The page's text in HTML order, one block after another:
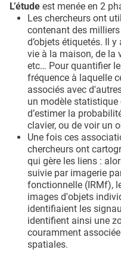
L’étude est menée en 2
Les chercheurs ont
contenant des
d’objets étiquetés. Il
vie à la maison, de la
etc… Pour quantifier
fréquence à laquelle
associés avec
un modèle
d’estimer la
clavier, ou de voir un
Une fois ces
chercheurs ont
qui gère les liens :
suivie par imagerie
fonctionnelle (IRMf),
images d'objets
identifiaient les
identifient ainsi une
couramment
spatiales.